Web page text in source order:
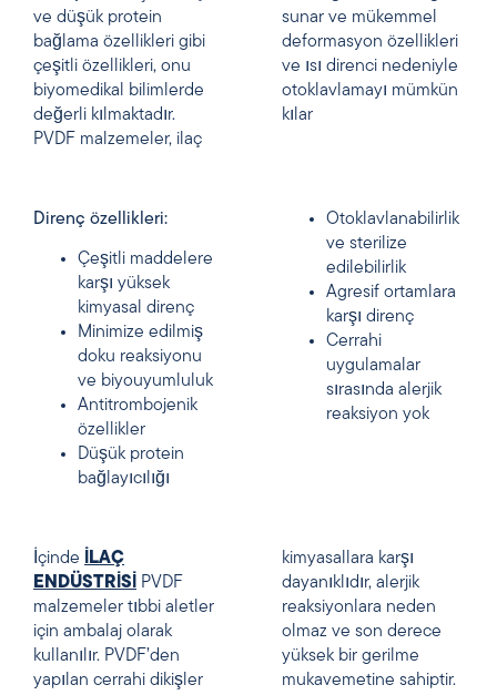
ve düşük protein
bağlama özellikleri gibi
çeşitli özellikleri, onu
biyomedikal bilimlerde
değerli kılmaktadır.
PVDF malzemeler, ilaç
sunar ve mükemmel
deformasyon özellikleri
ve ısı direnci nedeniyle
otoklavlamayı mümkün
kılar
Direnç özellikleri:
Çeşitli maddelere
karşı yüksek
kimyasal direnç
Minimize edilmiş
doku reaksiyonu
ve biyouyumluluk
Antitrombojenik
özellikler
Düşük protein
bağlayıcılığı
Otoklavlanabilirlik
ve sterilize
edilebilirlik
Agresif ortamlara
karşı direnç
Cerrahi
uygulamalar
sırasında alerjik
reaksiyon yok
İçinde
İLAÇ
ENDÜSTRİSİ
PVDF
malzemeler tıbbi aletler
için ambalaj olarak
kullanılır. PVDF’den
yapılan cerrahi dikişler
kimyasallara karşı
dayanıklıdır, alerjik
reaksiyonlara neden
olmaz ve son derece
yüksek bir gerilme
mukavemetine sahiptir.